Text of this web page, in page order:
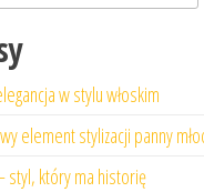
w stylu włoskim
element stylizacji panny
styl, który ma historię